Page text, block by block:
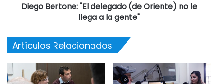
Diego Bertone: "El delegado (de Oriente) no le
llega a la gente"
Artículos Relacionados